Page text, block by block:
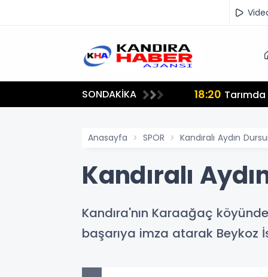
SONDAKİKA 18:20
Anasayfa SPOR Kandıralı Aydın
Kandıralı
Kandıra'nın Karaağaç
başarıya imza atarak Beykoz